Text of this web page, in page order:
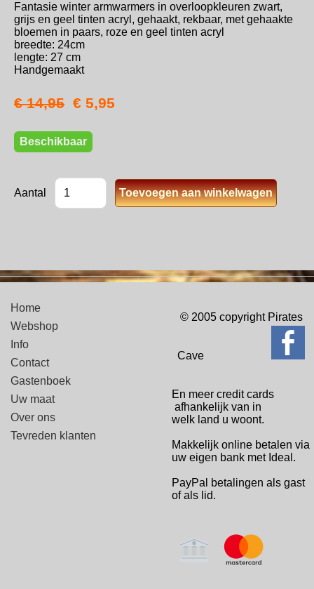
Fantasie winter armwarmers in overloopkleuren zwart,
grijs en geel tinten acryl, gehaakt, rekbaar, met gehaakte
bloemen in paars, roze en geel tinten acryl
breedte: 24cm
lengte: 27 cm
Handgemaakt
€ 14,95 € 5,95
Beschikbaar
Aantal
Home
Webshop
Info
Contact
Gastenboek
Uw maat
Over ons
Tevreden klanten
© 2005 copyright Pirates
Cave
En meer credit cards
afhankelijk van in
welk land u woont.
Makkelijk online betalen via
uw eigen bank met Ideal.
PayPal betalingen als gast
of als lid.